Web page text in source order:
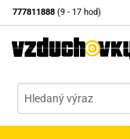
777811888 (9 - 17 hod)